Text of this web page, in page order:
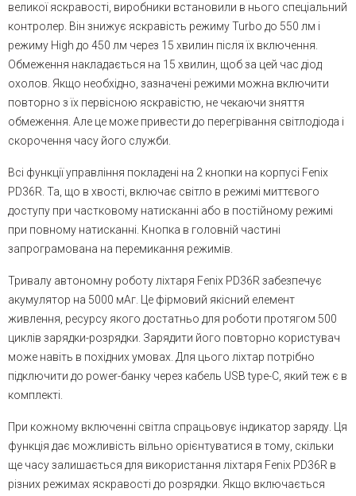
великої яскравості, виробники встановили в нього спеціальний
контролер. Він знижує яскравість режиму Turbo до 550 лм і
режиму High до 450 лм через 15 хвилин після їх включення.
Обмеження накладається на 15 хвилин, щоб за цей час діод
охолов. Якщо необхідно, зазначені режими можна включити
повторно з їх первісною яскравістю, не чекаючи зняття
обмеження. Але це може привести до перегрівання світлодіода і
скорочення часу його служби.
Всі функції управління покладені на 2 кнопки на корпусі Fenix
PD36R. Та, що в хвості, включає світло в режимі миттєвого
доступу при частковому натисканні або в постійному режимі
при повному натисканні. Кнопка в головній частині
запрограмована на перемикання режимів.
Тривалу автономну роботу ліхтаря Fenix PD36R забезпечує
акумулятор на 5000 мАг. Це фірмовий якісний елемент
живлення, ресурсу якого достатньо для роботи протягом 500
циклів зарядки-розрядки. Зарядити його повторно користувач
може навіть в похідних умовах. Для цього ліхтар потрібно
підключити до power-банку через кабель USB type-С, який теж є в
комплекті.
При кожному включенні світла спрацьовує індикатор заряду. Ця
функція дає можливість вільно орієнтуватися в тому, скільки
ще часу залишається для використання ліхтаря Fenix PD36R в
різних режимах яскравості до розрядки. Якщо включається